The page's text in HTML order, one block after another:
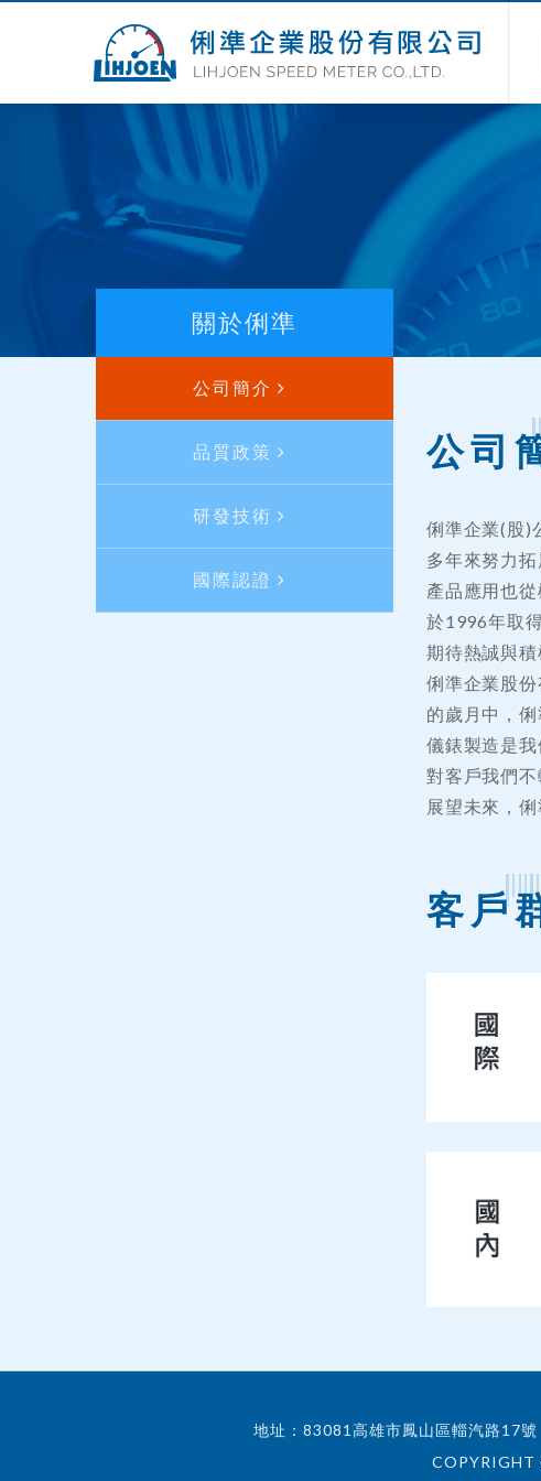
關於俐準
公司簡介
品質政策
研發技術
國際認證
公司
俐準企業(股)
多年來努力
產品應用也
於1996年取
期待熱誠與積
俐準企業股
的歲月中，
儀錶製造是
對客戶我們
展望未來，
客戶
地址：83081高雄市鳳山區輜汽路
COPYRIGHT